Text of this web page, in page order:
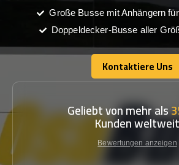
Große Busse mit Anhängern
Doppeldecker-Busse aller
Kontaktiere Uns
Kontaktiere Uns
Geliebt von mehr als
Kunden weltweit
Bewertungen anzeigen